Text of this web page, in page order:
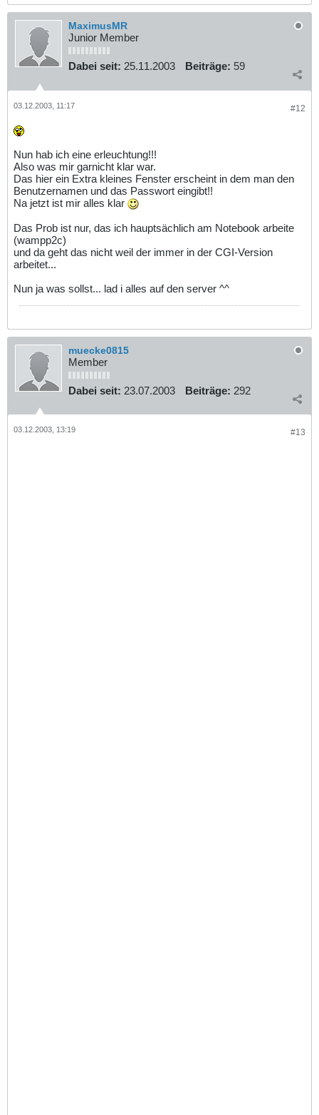
MaximusMR
Junior Member
Dabei seit: 25.11.2003 Beiträge: 59
#12
03.12.2003, 11:17
Nun hab ich eine erleuchtung!!!
Also was mir garnicht klar war.
Das hier ein Extra kleines Fenster erscheint in dem man den
Benutzernamen und das Passwort eingibt!!
Na jetzt ist mir alles klar
Das Prob ist nur, das ich hauptsächlich am Notebook arbeite
(wampp2c)
und da geht das nicht weil der immer in der CGI-Version
arbeitet...
Nun ja was sollst... lad i alles auf den server ^^
muecke0815
Member
Dabei seit: 23.07.2003 Beiträge: 292
#13
03.12.2003, 13:19